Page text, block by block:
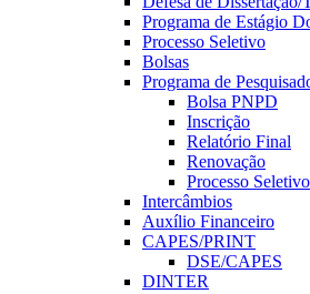
Programa de Estágio
Processo Seletivo
Bolsas
Programa de
Bolsa PNPD
Inscrição
Relatório Final
Renovação
Processo
Intercâmbios
Auxílio Financeiro
CAPES/PRINT
DSE/CAPES
DINTER